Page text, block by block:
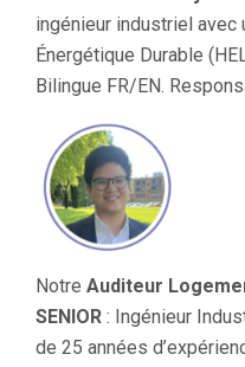
ingénieur industriel avec
Énergétique Durable
Bilingue FR/EN.
Notre Auditeur
SENIOR : Ingénieur
de 25 années